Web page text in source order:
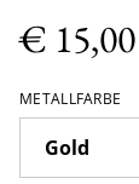
€ 15,00
METALLFARBE